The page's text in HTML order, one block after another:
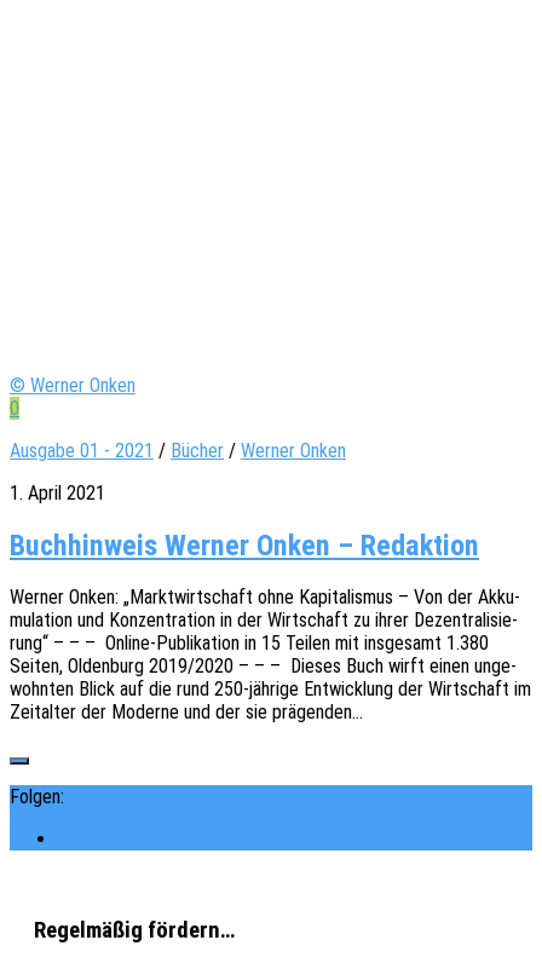
© Werner Onken
0
Ausgabe 01 - 2021 / Bücher / Werner Onken
1. April 2021
Buchhinweis Werner Onken – Redaktion
Werner Onken: „Markt­wirt­schaft ohne Kapi­ta­lis­mus – Von der Akku­
mu­la­ti­on und Konzen­tra­ti­on in der Wirt­schaft zu ihrer Dezen­tra­li­sie­
rung“ – – – Online-Publi­­ka­­ti­on in 15 Teilen mit insge­samt 1.380
Seiten, Olden­burg 2019/2020 – – – Dieses Buch wirft einen unge­
wohn­ten Blick auf die rund 250-jährige Entwick­lung der Wirt­schaft im
Zeit­al­ter der Moder­ne und der sie prägenden…
Folgen:
Regelmäßig fördern…